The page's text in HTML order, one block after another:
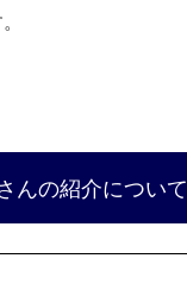
んの紹介について